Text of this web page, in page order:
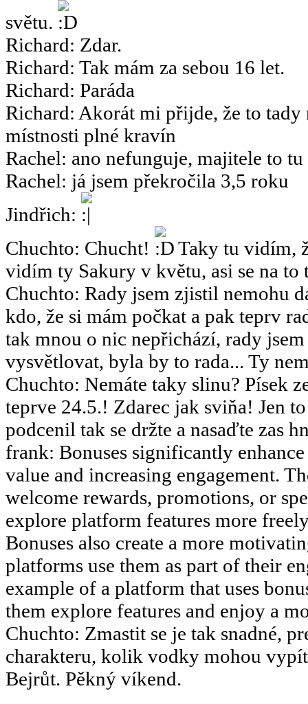
světu.
Richard: Zdar.
Richard: Tak mám za sebou 16 let.
Richard: Paráda
Richard: Akorát mi přijde, že to tady
místnosti plné kravín
Rachel: ano nefunguje, majitele to
Rachel: já jsem překročila 3,5 roku
Jindřich:
Chuchto: Chucht!
Taky tu vidím,
vidím ty Sakury v květu, asi se na to
Chuchto: Rady jsem zjistil nemohu
kdo, že si mám počkat a pak teprv
tak mnou o nic nepřichází, rady
vysvětlovat, byla by to rada... Ty
Chuchto: Nemáte taky slinu? Písek
teprve 24.5.! Zdarec jak sviňa! Jen
podcenil tak se držte a nasaďte zas
frank: Bonuses significantly
value and increasing engagement.
welcome rewards, promotions, or
explore platform features more
Bonuses also create a more
platforms use them as part of their
example of a platform that uses
them explore features and enjoy a
Chuchto: Zmastit se je tak snadné,
charakteru, kolik vodky mohou
Bejrůt. Pěkný víkend.